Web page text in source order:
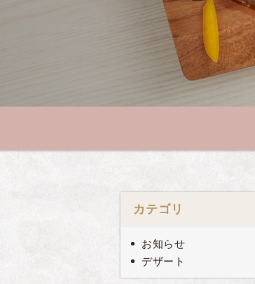
カテゴリ
お知らせ
デザート